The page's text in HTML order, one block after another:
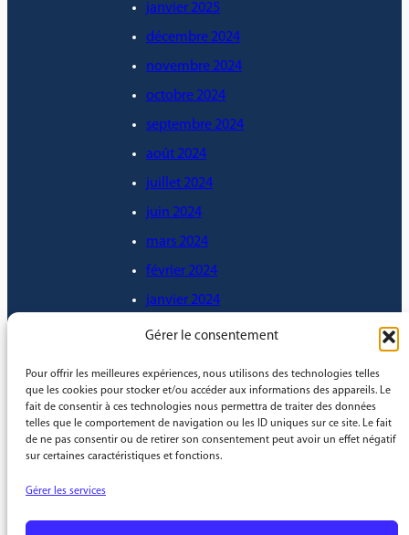
Gérer le consentement
Pour offrir les meilleures expériences, nous utilisons des technologies telles
que les cookies pour stocker et/ou accéder aux informations des appareils. Le
fait de consentir à ces technologies nous permettra de traiter des données
telles que le comportement de navigation ou les ID uniques sur ce site. Le fait
de ne pas consentir ou de retirer son consentement peut avoir un effet négatif
sur certaines caractéristiques et fonctions.
Gérer les services
janvier 2025
décembre 2024
novembre 2024
octobre 2024
septembre 2024
août 2024
juillet 2024
juin 2024
mars 2024
février 2024
janvier 2024
décembre 2023
octobre 2023
septembre 2023
août 2023